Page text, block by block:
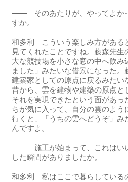
―― そのあたりが、やってよか
すか。
和多利 こういう楽しみ方がある
見てくれたことですね。藤森先生
大な競技場を小さな窓の中へ飲み
ました」みたいな借景になった。
建築家としての原点に戻るみたい
昔から、雲を建物や建築の原点と
それを実現できたという面があっ
ちが気に入って、自分の雲のよう
行くと、「うちの雲へどうぞ」み
んですよ。
―― 施工が始まって、これはい
した瞬間がありましたか。
和多利 私はここで暮らしている